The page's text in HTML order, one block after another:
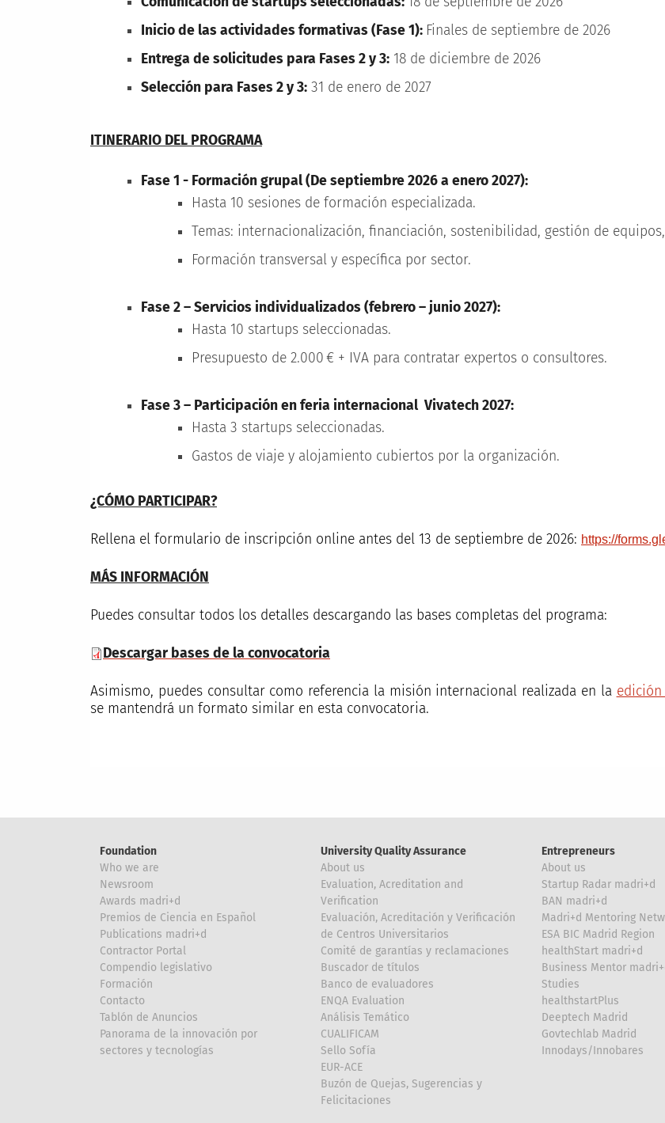
Inicio de las actividades formativas (Fase 1): Finales de septiembre de 2026
Entrega de solicitudes para Fases 2 y 3: 18 de diciembre de 2026
Selección para Fases 2 y 3: 31 de enero de 2027
ITINERARIO DEL PROGRAMA
Fase 1 - Formación grupal (De septiembre 2026 a enero 2027):
Hasta 10 sesiones de formación especializada.
Temas: internacionalización, financiación, sostenibilidad, gestión de
Formación transversal y específica por sector.
Fase 2 – Servicios individualizados (febrero – junio 2027):
Hasta 10 startups seleccionadas.
Presupuesto de 2.000 € + IVA para contratar expertos o consultores.
Fase 3 – Participación en feria internacional Vivatech 2027:
Hasta 3 startups seleccionadas.
Gastos de viaje y alojamiento cubiertos por la organización.
¿CÓMO PARTICIPAR?
Rellena el formulario de inscripción online antes del 13 de septiembre de 2026: https://
MÁS INFORMACIÓN
Puedes consultar todos los detalles descargando las bases completas del programa:
Descargar bases de la convocatoria
Asimismo, puedes consultar como referencia la misión internacional realizada en la edición
se mantendrá un formato similar en esta convocatoria.
Foundation
Who we are
Newsroom
Awards madri+d
Premios de Ciencia en Español
Publications madri+d
Contractor Portal
Compendio legislativo
Formación
Contacto
Tablón de Anuncios
Panorama de la innovación por
sectores y tecnologías
University Quality Assurance
About us
Evaluation, Acreditation and
Verification
Evaluación, Acreditación y Verificación
de Centros Universitarios
Comité de garantías y reclamaciones
Buscador de títulos
Banco de evaluadores
ENQA Evaluation
Análisis Temático
CUALIFICAM
Sello Sofía
EUR-ACE
Buzón de Quejas, Sugerencias y
Felicitaciones
Entrepreneurs
About us
Startup Radar madri+d
BAN madri+d
Madri+d Mentoring
ESA BIC Madrid Region
healthStart madri+d
Business Mentor
Studies
healthstartPlus
Deeptech Madrid
Govtechlab Madrid
Innodays/Innobares